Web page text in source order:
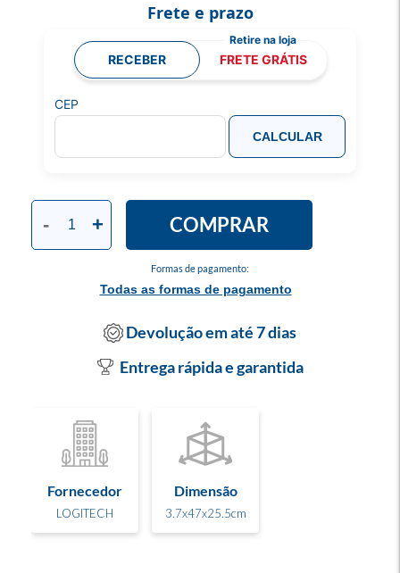
Formas de pagamento:
Todas as formas de pagamento
- + COMPRAR
Frete e prazo
RECEBER FRETE GRÁTIS
CEP
CALCULAR
Devolução em até 7 dias
Entrega rápida e garantida
Fornecedor
LOGITECH
Dimensão
3.7x47x25.5cm